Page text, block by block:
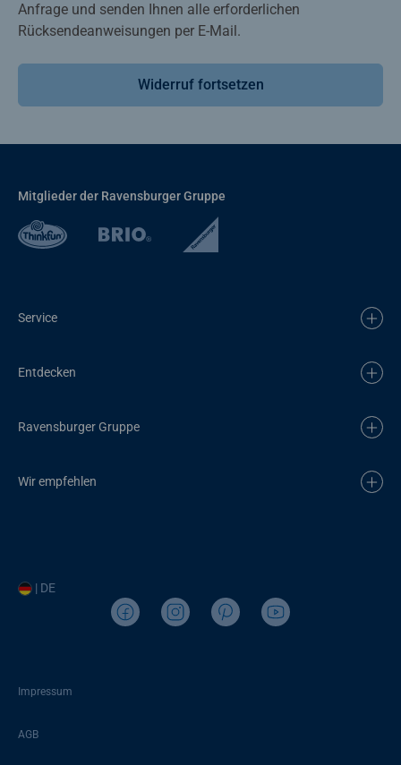
Anfrage und senden Ihnen alle erforderlichen
Rücksendeanweisungen per E-Mail.
Widerruf fortsetzen
Mitglieder der Ravensburger Gruppe
Service
Entdecken
Ravensburger Gruppe
Wir empfehlen
| DE
Impressum
AGB